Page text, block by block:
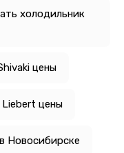
холодильник
цены
цены
Новосибирске